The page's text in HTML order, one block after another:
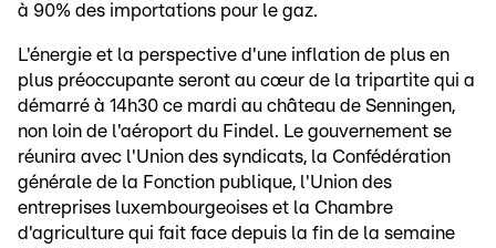
à 90% des importations pour le gaz.
L'énergie et la perspective d'une inflation de plus en
plus préoccupante seront au cœur de la tripartite qui a
démarré à 14h30 ce mardi au château de Senningen,
non loin de l'aéroport du Findel. Le gouvernement se
réunira avec l'Union des syndicats, la Confédération
générale de la Fonction publique, l'Union des
entreprises luxembourgeoises et la Chambre
d'agriculture qui fait face depuis la fin de la semaine